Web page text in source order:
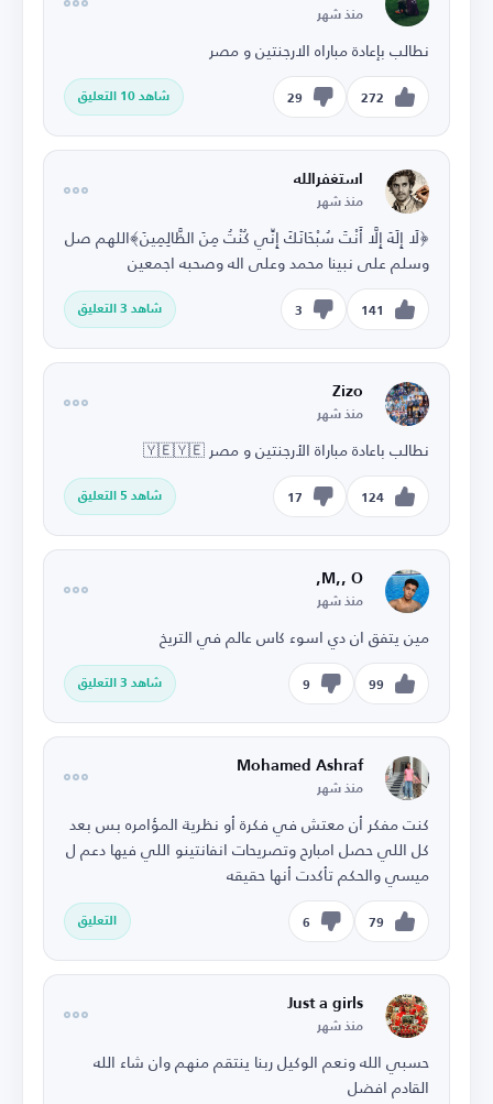
منذ شهر
نطالب بإعادة مباراه الارجنتين و مصر
272
29 شاهد 10 التعليق
استغفرالله
منذ شهر
﴿لَا إِلَهَ إِلَّا أَنْتَ سُبْحَانَكَ إِنِّي كُنْتُ مِنَ الظَّالِمِينَ﴾اللهم صل
وسلم على نبينا محمد وعلى اله وصحبه اجمعين
141
3 شاهد 3 التعليق
Zizo
منذ شهر
نطالب باعادة مباراة الأرجنتين و مصر 🇾🇪🇾🇪
124
17 شاهد 5 التعليق
M,, O,
منذ شهر
مين يتفق ان دي اسوء كاس عالم في التريخ
99
9 شاهد 3 التعليق
Mohamed Ashraf
منذ شهر
كنت مفكر أن معتش في فكرة أو نظرية المؤامره بس بعد
كل اللي حصل امبارح وتصريحات انفانتينو اللي فيها دعم ل
ميسي والحكم تأكدت أنها حقيقه
79
6 التعليق
Just a girls
منذ شهر
حسبي الله ونعم الوكيل ربنا ينتقم منهم وان شاء الله
القادم افضل